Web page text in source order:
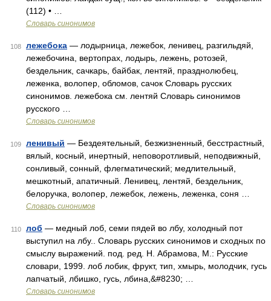
(112) • …
Словарь синонимов
108 лежебока — лодырница, лежебок, ленивец, разгильдяй,
лежебочина, вертопрах, лодырь, лежень, ротозей,
бездельник, сачкарь, байбак, лентяй, празднолюбец,
леженка, волопер, обломов, сачок Словарь русских
синонимов. лежебока см. лентяй Словарь синонимов
русского …
Словарь синонимов
109 ленивый — Бездеятельный, безжизненный, бесстрастный,
вялый, косный, инертный, неповоротливый, неподвижный,
сонливый, сонный, флегматический; медлительный,
мешкотный, апатичный. Ленивец, лентяй, бездельник,
белоручка, волопер, лежебок, лежень, леженка, соня …
Словарь синонимов
110 лоб — медный лоб, семи пядей во лбу, холодный пот
выступил на лбу.. Словарь русских синонимов и сходных по
смыслу выражений. под. ред. Н. Абрамова, М.: Русские
словари, 1999. лоб лобик, фрукт, тип, хмырь, молодчик, гусь
лапчатый, лбишко, гусь, лбина,&#8230; …
Словарь синонимов